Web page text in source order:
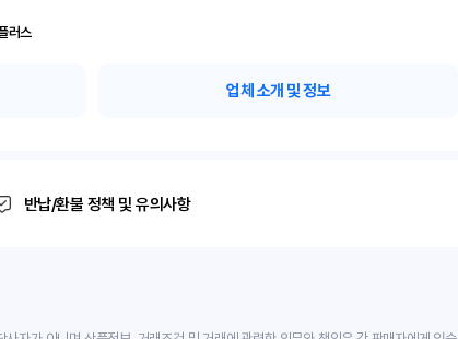
층 오토플러스
업체 소개 및 정보
반납/환불 정책 및 유의사항